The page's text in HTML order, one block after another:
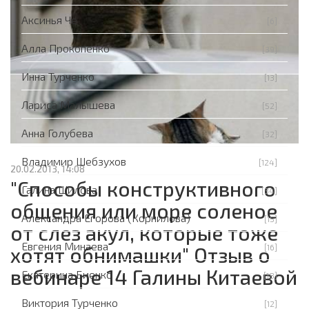
20.02.2013, 14:08
"Способы конструктивного
общения или море соленое
от слез акул, которые тоже
хотят обнимашки" Отзыв о
вебинаре 14 Галины Китаевой
Аксинья Че
Алла Прокопенко
Инна Турченко [13]
Лариса Малышева [52]
Анна Голубева [32]
Владимир Шебзухов [124]
Галина Шилова [34]
Александра Егорова (Корнилова) [15]
Евгения Минаева [16]
Екатерина Биенко [18]
Виктория Турченко [12]